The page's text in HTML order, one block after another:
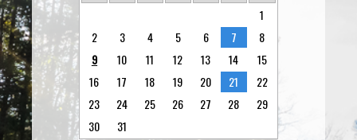
1
2
3 4 5 6 7
8
9
10 11 12 13 14
15
16
17 18 19 20 21
22
23
24 25 26 27 28
29
30
31